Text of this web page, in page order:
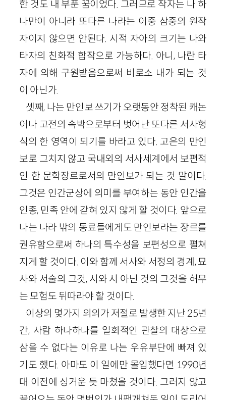
한 것도 내 부푼 꿈이었다. 그러므로 작자는 나 하
나만이 아니라 또다른 나라는 이중 삼중의 원작
자이지 않으면 안된다. 시적 자아의 크기는 나와
타자의 친화적 합작으로 가능하다. 아니, 나란 타
자에 의해 구원받음으로써 비로소 내가 되는 것
이 아닌가.
셋째, 나는 만인보 쓰기가 오랫동안 정착된 캐논
이나 고전의 속박으로부터 벗어난 또다른 서사형
식의 한 영역이 되기를 바라고 있다. 고은의 만인
보로 그치지 않고 국내외의 서사세계에서 보편적
인 한 문학장르로서의 만인보가 되는 것 말이다.
그것은 인간군상에 의미를 부여하는 동안 인간을
인종, 민족 안에 갇혀 있지 않게 할 것이다. 앞으로
나는 나라 밖의 동료들에게도 만인보라는 장르를
권유함으로써 하나의 특수성을 보편성으로 펼쳐
지게 할 것이다. 이와 함께 서사와 서정의 경계, 묘
사와 서술의 그것, 시와 시 아닌 것의 그것을 허무
는 모험도 뒤따라야 할 것이다.
이상의 몇가지 의의가 저절로 발생한 지난 25년
간, 사람 하나하나를 일회적인 관찰의 대상으로
삼을 수 없다는 이유로 나는 우유부단에 빠져 있
기도 했다. 아마도 이 일에만 몰입했다면 1990년
대 이전에 싱거운 듯 마쳤을 것이다. 그러지 않고